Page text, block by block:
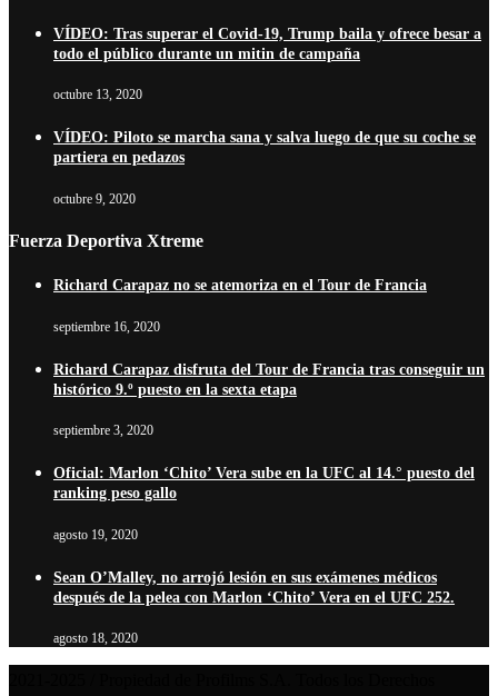
VÍDEO: Tras superar el Covid-19, Trump baila y ofrece besar a
todo el público durante un mitin de campaña
octubre 13, 2020
VÍDEO: Piloto se marcha sana y salva luego de que su coche se
partiera en pedazos
octubre 9, 2020
Fuerza Deportiva Xtreme
Richard Carapaz no se atemoriza en el Tour de Francia
septiembre 16, 2020
Richard Carapaz disfruta del Tour de Francia tras conseguir un
histórico 9.º puesto en la sexta etapa
septiembre 3, 2020
Oficial: Marlon ‘Chito’ Vera sube en la UFC al 14.° puesto del
ranking peso gallo
agosto 19, 2020
Sean O’Malley, no arrojó lesión en sus exámenes médicos
después de la pelea con Marlon ‘Chito’ Vera en el UFC 252.
agosto 18, 2020